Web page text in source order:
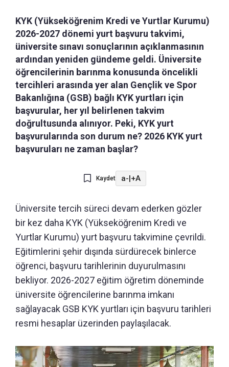
KYK (Yükseköğrenim Kredi ve Yurtlar Kurumu)
2026-2027 dönemi yurt başvuru takvimi,
üniversite sınavı sonuçlarının açıklanmasının
ardından yeniden gündeme geldi. Üniversite
öğrencilerinin barınma konusunda öncelikli
tercihleri arasında yer alan Gençlik ve Spor
Bakanlığına (GSB) bağlı KYK yurtları için
başvurular, her yıl belirlenen takvim
doğrultusunda alınıyor. Peki, KYK yurt
başvurularında son durum ne? 2026 KYK yurt
başvuruları ne zaman başlar?
Kaydet a-|+A
Üniversite tercih süreci devam ederken gözler
bir kez daha KYK (Yükseköğrenim Kredi ve
Yurtlar Kurumu) yurt başvuru takvimine çevrildi.
Eğitimlerini şehir dışında sürdürecek binlerce
öğrenci, başvuru tarihlerinin duyurulmasını
bekliyor. 2026-2027 eğitim öğretim döneminde
üniversite öğrencilerine barınma imkanı
sağlayacak GSB KYK yurtları için başvuru tarihleri
resmi hesaplar üzerinden paylaşılacak.